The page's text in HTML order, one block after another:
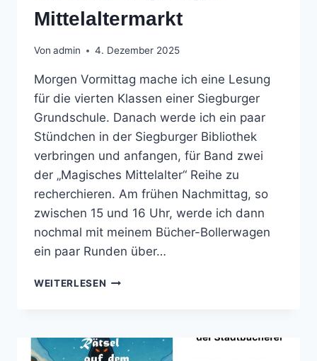
Mittelaltermarkt
Von admin 4. Dezember 2025
Morgen Vormittag mache ich eine Lesung
für die vierten Klassen einer Siegburger
Grundschule. Danach werde ich ein paar
Stündchen in der Siegburger Bibliothek
verbringen und anfangen, für Band zwei
der „Magisches Mittelalter“ Reihe zu
recherchieren. Am frühen Nachmittag, so
zwischen 15 und 16 Uhr, werde ich dann
nochmal mit meinem Bücher-Bollerwagen
ein paar Runden über…
WEITERLESEN FREITAG
AUF
DEM